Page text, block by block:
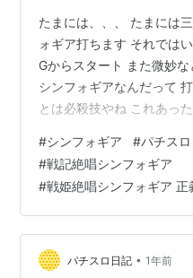
たまには、、、 たまには
ォギア打ちます それでは
Gからスタート また微妙
シンフォギアなんだって
とは必殺技やね これあっ
グを引いて 引いて、、 引
そして天井手前で秘蔵の抜
で引くのよな どうしてだ
選 さて、思ったより深か
早いだなんて思わないん
てい…
#シンフォギア #パチスロ
#戦記絶唱シンフォギア
#戦姫絶唱シンフォギア 正
パチスロ日記 • 1年前